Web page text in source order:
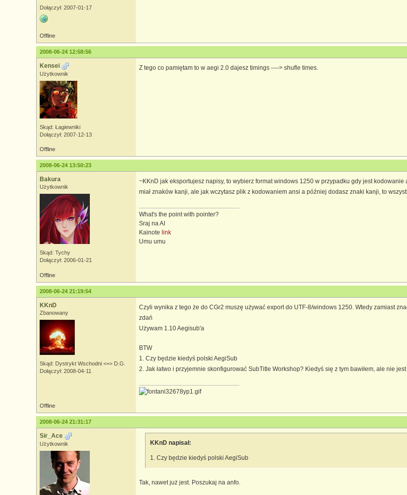
Dołączył: 2007-01-17
Offline
2008-06-24 12:58:56
Kensei
Użytkownik
Skąd: Łagiewniki
Dołączył: 2007-12-13
Z tego co pamiętam to w aegi 2.0 dajesz timings ----> shufle times.
Offline
2008-06-24 13:50:23
Bakura
Użytkownik
Skąd: Tychy
Dołączył: 2006-01-21
~KKnD jak eksportujesz napisy, to wybierz format windows 1250 w przypadku gdy jest
miał znaków kanji, ale jak wczytasz plik z kodowaniem ansi a później dodasz znaki kanji, to
What's the point with pointer?
Sraj na AI
Kainote link
Umu umu
Offline
2008-06-24 21:19:54
KKnD
Zbanowany
Skąd: Dystrykt Wschodni <=> D.G.
Dołączył: 2008-04-11
Czyli wynika z tego że do CGr2 muszę używać export do UTF-8/windows 1250. Wtedy zamiast
zdań
Używam 1.10 Aegisub'a
BTW
1. Czy będzie kiedyś polski AegiSub
2. Jak łatwo i przyjemnie skonfigurować SubTitle Workshop? Kiedyś się z tym bawiłem, ale nie jest
Offline
2008-06-24 21:31:17
Sir_Ace
Użytkownik KKnD napisał:
1. Czy będzie kiedyś polski AegiSub
Tak, nawet już jest. Poszukaj na anfo.